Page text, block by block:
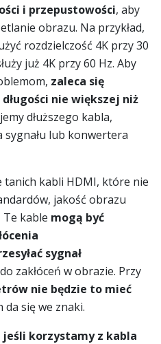
i przepustowości, aby
obrazu. Na przykład,
rozdzielczość 4K przy 30
już 4K przy 60 Hz. Aby
zaleca się
nie większej niż
dłuższego kabla,
sygnału lub konwertera
kabli HDMI, które nie
jakość obrazu
Te kable mogą być
sygnał
zakłóceń w obrazie. Przy
nie będzie to mieć
da się we znaki.
jeśli korzystamy z kabla